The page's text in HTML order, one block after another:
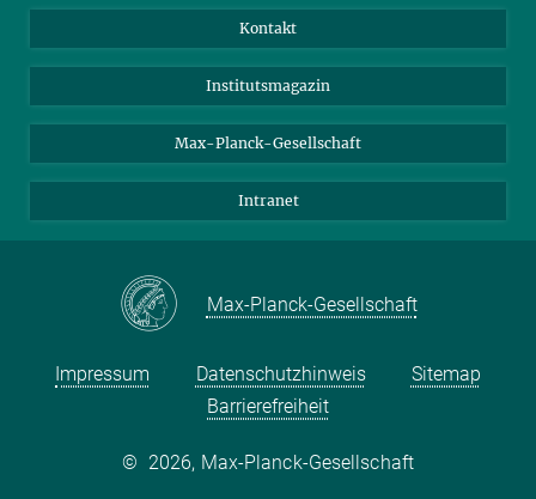
Schulen
Studierende
Facebook
YouTube
Kontakt
Institutsmagazin
Max-Planck-Gesellschaft
Intranet
Max-Planck-Gesellschaft
Impressum Datenschutzhinweis
Sitemap
Barrierefreiheit
© 2026, Max-Planck-Gesellschaft